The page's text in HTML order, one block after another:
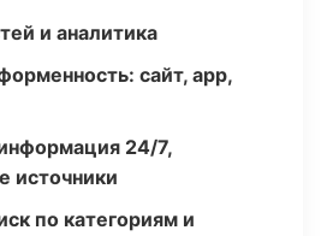
и аналитика
сайт, app,
24/7,
источники
по категориям и